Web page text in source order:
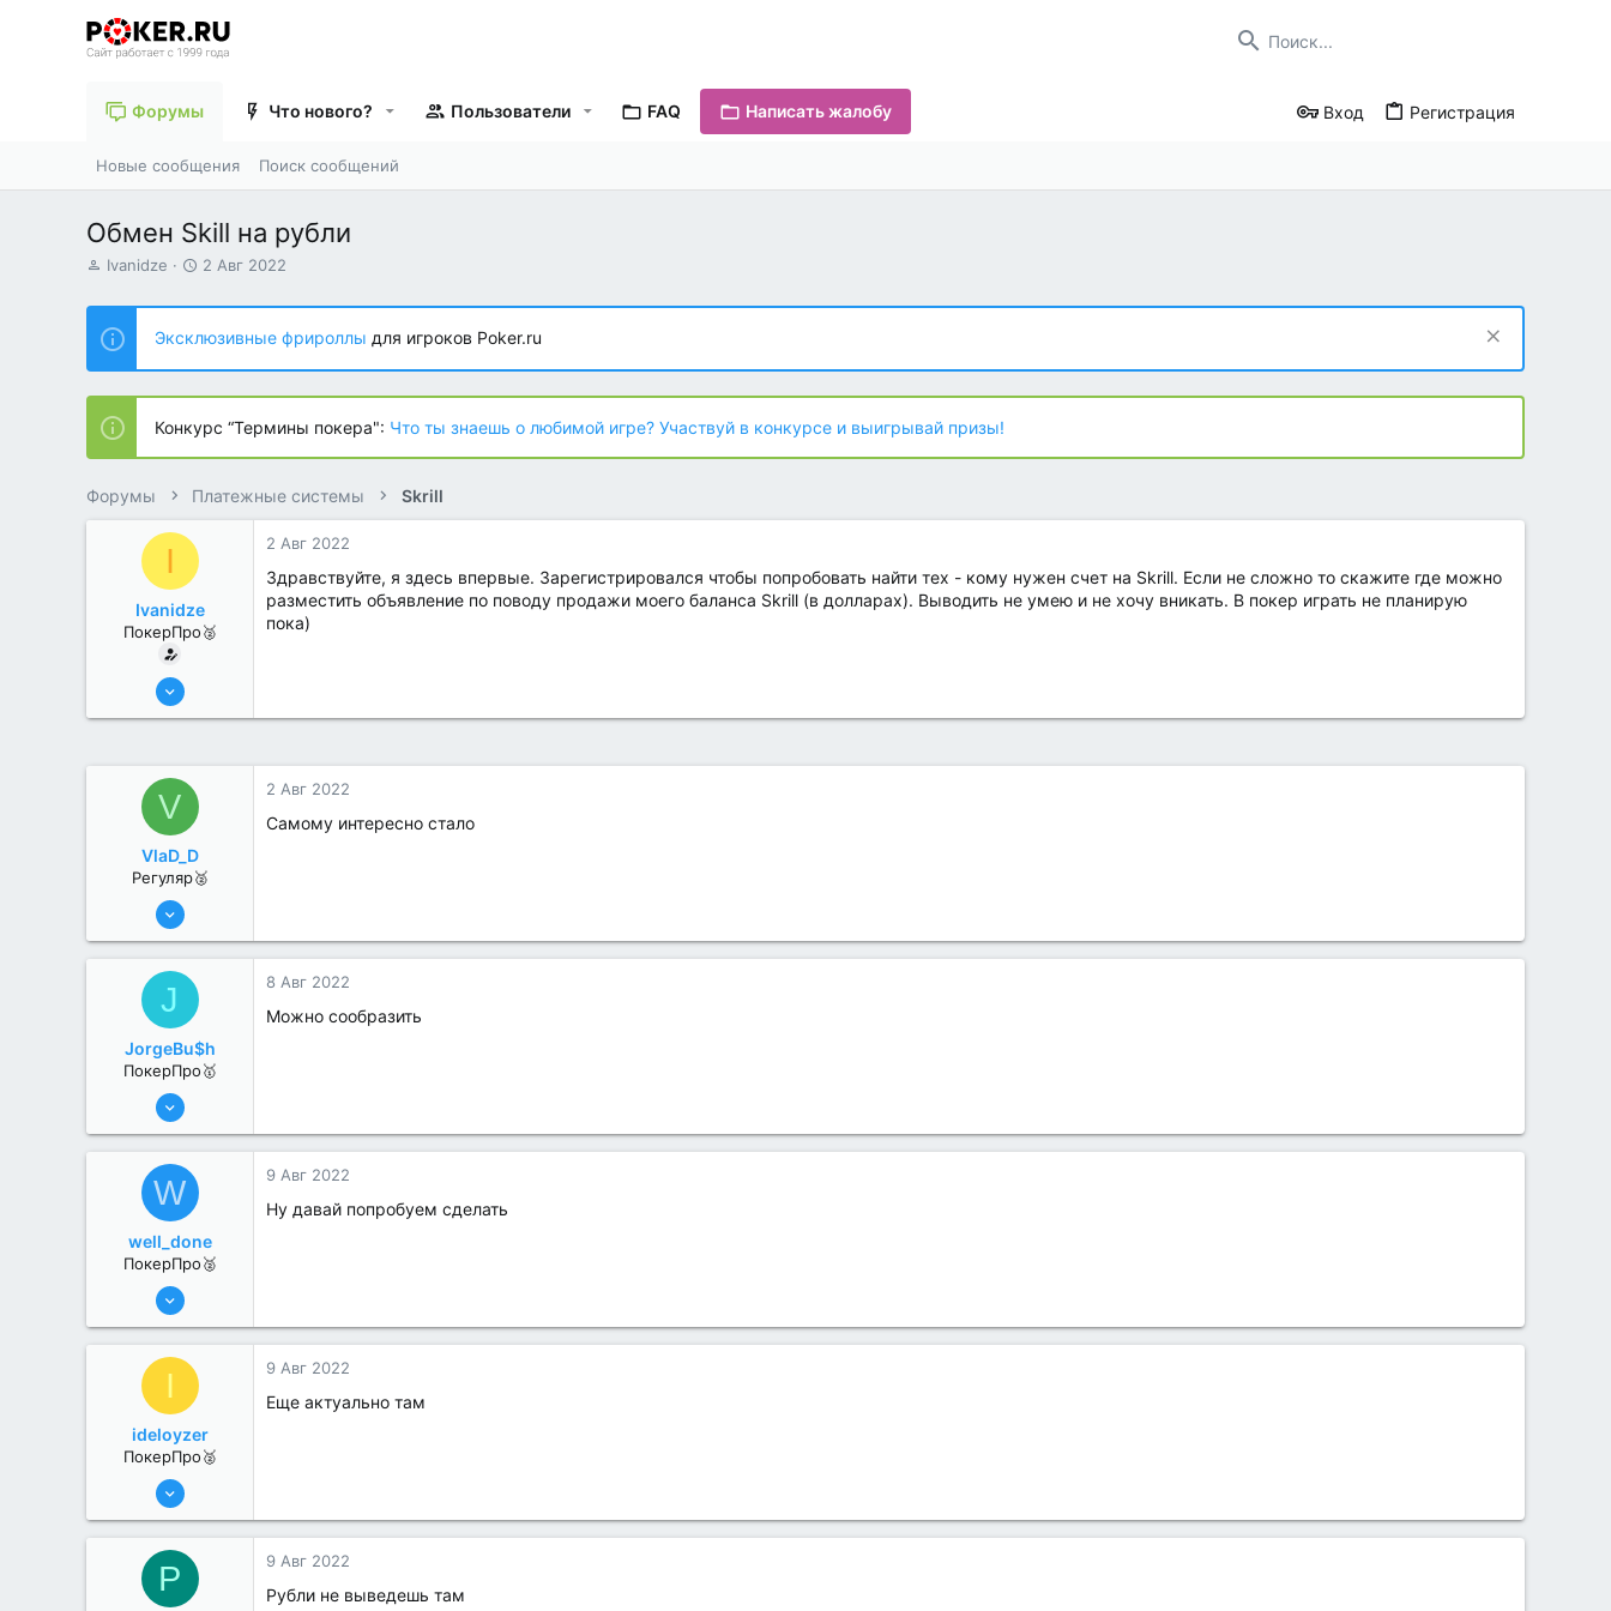
Форумы Что нового? Пользователи FAQ Написать жалобу Вход Регистрация
Новые сообщения Поиск сообщений
Обмен Skill на рубли
А
т
о
р
т
е
м
ы
Ivanidze
Д
т
н
а
ч
л
а
2 Авг 2022
Эксклюзивные фрироллы для игроков Poker.ru
Конкурс “Термины покера": Что ты знаешь о любимой игре? Участвуй в конкурсе и выигрывай призы!
Форумы Платежные системы Skrill
I
Ivanidze
ПокерПро🥈
25 Июл 2022
2 Авг 2022
Здравствуйте, я здесь впервые. Зарегистрировался чтобы попробовать найти тех - кому нужен счет на Skrill. Если не сложно то скажите где можно
разместить объявление по поводу продажи моего баланса Skrill (в долларах). Выводить не умею и не хочу вникать. В покер играть не планирую
пока)
V
VlaD_D
Регуляр🥈
19 Июл 2022
0
2 Авг 2022
Самому интересно стало
J
JorgeBu$h
ПокерПро🥇
25 Июл 2022
3
8 Авг 2022
Можно сообразить
W
well_done
ПокерПро🥈
6 Июн 2022
0
9 Авг 2022
Ну давай попробуем сделать
I
ideloyzer
ПокерПро🥈
6 Июн 2022
0
9 Авг 2022
Еще актуально там
P 9 Авг 2022
Рубли не выведешь там